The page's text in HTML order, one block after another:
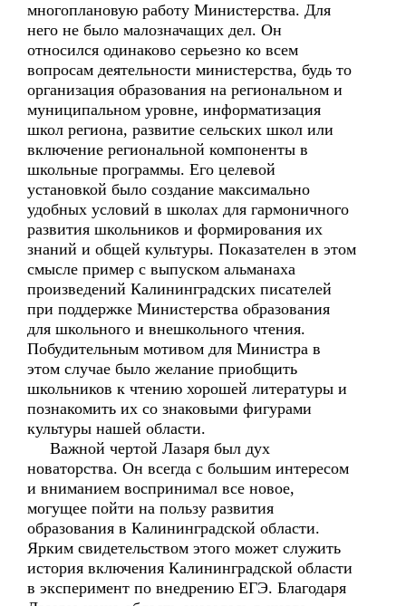
многоплановую работу Министерства. Для
него не было малозначащих дел. Он
относился одинаково серьезно ко всем
вопросам деятельности министерства, будь то
организация образования на региональном и
муниципальном уровне, информатизация
школ региона, развитие сельских школ или
включение региональной компоненты в
школьные программы. Его целевой
установкой было создание максимально
удобных условий в школах для гармоничного
развития школьников и формирования их
знаний и общей культуры. Показателен в этом
смысле пример с выпуском альманаха
произведений Калининградских писателей
при поддержке Министерства образования
для школьного и внешкольного чтения.
Побудительным мотивом для Министра в
этом случае было желание приобщить
школьников к чтению хорошей литературы и
познакомить их со знаковыми фигурами
культуры нашей области.
Важной чертой Лазаря был дух
новаторства. Он всегда с большим интересом
и вниманием воспринимал все новое,
могущее пойти на пользу развития
образования в Калининградской области.
Ярким свидетельством этого может служить
история включения Калининградской области
в эксперимент по внедрению ЕГЭ. Благодаря